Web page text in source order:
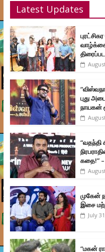
Latest Updates
புது
நாயகன்
கதை!” –
முகேன்
இசை
July
“மகன்